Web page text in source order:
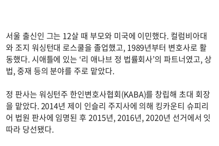
서울 출신인 그는 12살 때 부모와 미국에 이민했다. 컬럼비아대
와 조지 워싱턴대 로스쿨을 졸업했고, 1989년부터 변호사로 활
동했다. 시애틀에 있는 ‘리 애나브 정 법률회사’의 파트너였고, 상
법, 중재 등의 분야를 주로 맡았다.
정 판사는 워싱턴주 한인변호사협회(KABA)를 창립해 초대 회장
을 맡았다. 2014년 제이 인슬리 주지사에 의해 킹카운티 슈피리
어 법원 판사에 임명된 후 2015년, 2016년, 2020년 선거에서 잇
따라 당선됐다.